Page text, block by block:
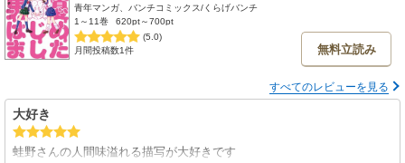
青年マンガ、バンチコミックス/くらげバンチ
1～11巻
620pt～700pt
(5.0)
月間投稿数1件
無料立読み
すべてのレビューを見る
大好き
蛙野さんの人間味溢れる描写が大好きです